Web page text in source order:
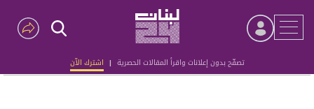
تصفّح بدون إعلانات واقرأ المقالات الحصرية | اشترك الآن
Advertisement